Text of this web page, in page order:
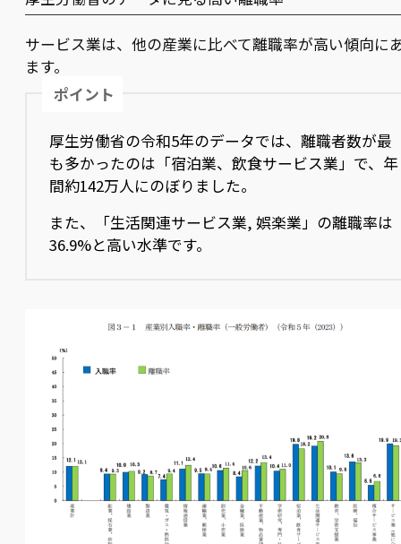
サービス業は、他の産業に比べて離職率が高い傾向に
ます。
ポイント
厚生労働省の令和5年のデータでは、離職者数が最
も多かったのは「宿泊業、飲食サービス業」で、年
間約142万人にのぼりました。
また、「生活関連サービス業, 娯楽業」の離職率は
36.9%と高い水準です。